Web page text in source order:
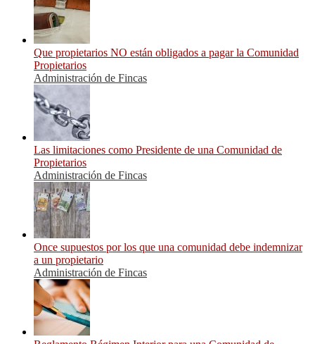
Que propietarios NO están obligados a pagar la Comunidad
Propietarios
Administración de Fincas
Las limitaciones como Presidente de una Comunidad de
Propietarios
Administración de Fincas
Once supuestos por los que una comunidad debe indemnizar
a un propietario
Administración de Fincas